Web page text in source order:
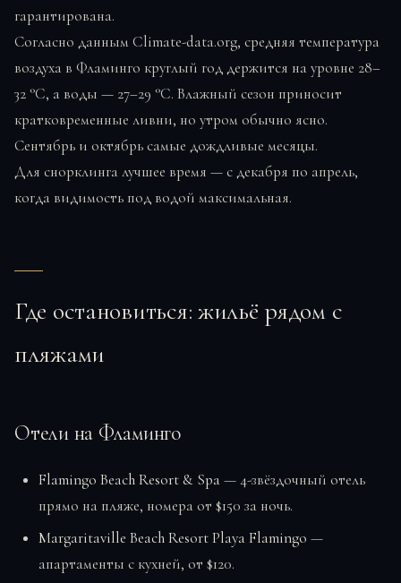
гарантирована.
Согласно данным Climate-data.org, средняя температура
воздуха в Фламинго круглый год держится на уровне 28–
32 °C, а воды — 27–29 °C. Влажный сезон приносит
кратковременные ливни, но утром обычно ясно.
Сентябрь и октябрь самые дождливые месяцы.
Для снорклинга лучшее время — с декабря по апрель,
когда видимость под водой максимальная.
Где остановиться: жильё рядом с
пляжами
Отели на Фламинго
Flamingo Beach Resort & Spa— 4-звёздочный отель
прямо на пляже, номера от $150 за ночь.
Margaritaville Beach Resort Playa Flamingo —
апартаменты с кухней, от $120.